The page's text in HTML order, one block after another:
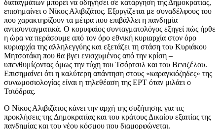
διαταγμάτων μπορεί να οδηγήσει σε κατάργηση της Δημοκρατίας,
επισημαίνει ο Νίκος Αλιβιζάτος. Εξοργίζεται με συναδέλφους του
που χαρακτηρίζουν τα μέτρα που επιβάλλει η πανδημία
αντισυνταγματικά. Ο κορυφαίος συνταγματολόγος εξηγεί πώς ήρθε
η ώρα να περάσουμε από τον όρο εθνική κυριαρχία στον όρο
κυριαρχία της αλληλεγγύης και εξετάζει τη στάση του Κυριάκου
Μητσοτάκη που θα βγει ενισχυμένος από την κρίση –
υπενθυμίζοντας όμως την τύχη του Τσόρτσιλ και του Βενιζέλου.
Επισημαίνει ότι η καλύτερη απάντηση στους «καραγκιόζηδες» της
συνωμοσιολογίας είναι η τηλεθέαση της ΕΡΤ όταν μιλάει ο
Τσιόδρας.
Ο Νίκος Αλιβιζάτος κάνει την αρχή της συζήτησης για τις
προκλήσεις της Δημοκρατίας και του κράτους Δικαίου εξαιτίας της
πανδημίας και του νέου κόσμου που διαμορφώνεται.